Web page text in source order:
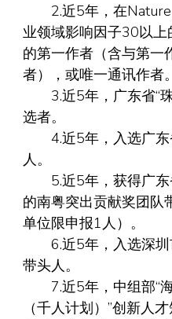
2.近5年，在Nature
业领域影响因子30以
的第一作者（含与第一
者），或唯一通讯作者。
3.近5年，广东省“珠
选者。
4.近5年，入选广东
人。
5.近5年，获得广东
的南粤突出贡献奖团队
单位限申报1人）。
6.近5年，入选深圳
带头人。
7.近5年，中组部“
（千人计划）”创新人